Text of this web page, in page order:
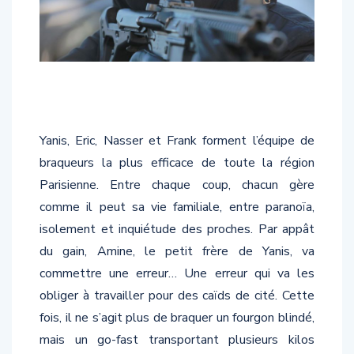
Yanis, Eric, Nasser et Frank forment l’équipe de
braqueurs la plus efficace de toute la région
Parisienne. Entre chaque coup, chacun gère
comme il peut sa vie familiale, entre paranoïa,
isolement et inquiétude des proches. Par appât
du gain, Amine, le petit frère de Yanis, va
commettre une erreur… Une erreur qui va les
obliger à travailler pour des caïds de cité. Cette
fois, il ne s’agit plus de braquer un fourgon blindé,
mais un go-fast transportant plusieurs kilos